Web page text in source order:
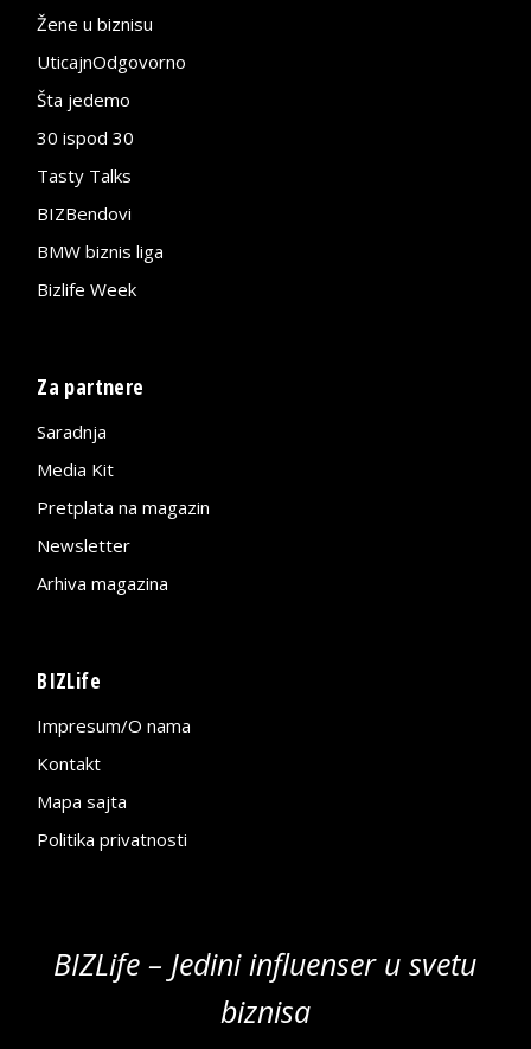
Žene u biznisu
UticajnOdgovorno
Šta jedemo
30 ispod 30
Tasty Talks
BIZBendovi
BMW biznis liga
Bizlife Week
Za partnere
Saradnja
Media Kit
Pretplata na magazin
Newsletter
Arhiva magazina
BIZLife
Impresum/O nama
Kontakt
Mapa sajta
Politika privatnosti
BIZLife – Jedini influenser u svetu
biznisa